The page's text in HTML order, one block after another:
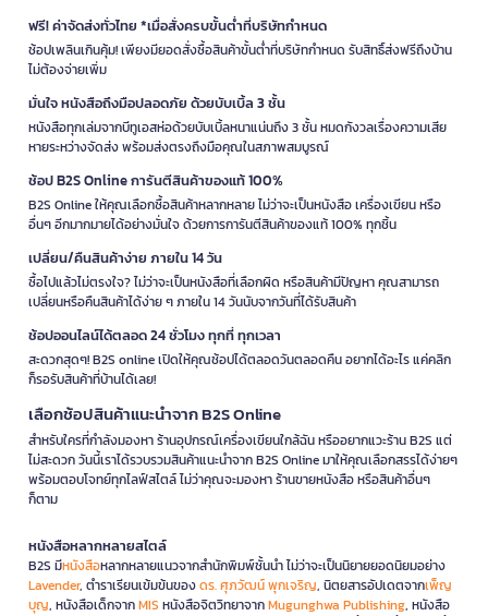
ฟรี! ค่าจัดส่งทั่วไทย *เมื่อสั่งครบขั้นต่ำที่บริษัทกำหนด
ช้อปเพลินเกินคุ้ม! เพียงมียอดสั่งซื้อสินค้าขั้นต่ำที่บริษัทกำหนด รับสิทธิ์ส่งฟรีถึงบ้าน
ไม่ต้องจ่ายเพิ่ม
มั่นใจ หนังสือถึงมือปลอดภัย ด้วยบับเบิ้ล 3 ชั้น
หนังสือทุกเล่มจากบีทูเอสห่อด้วยบับเบิ้ลหนาแน่นถึง 3 ชั้น หมดกังวลเรื่องความเสีย
หายระหว่างจัดส่ง พร้อมส่งตรงถึงมือคุณในสภาพสมบูรณ์
ช้อป B2S Online การันตีสินค้าของแท้ 100%
B2S Online ให้คุณเลือกซื้อสินค้าหลากหลาย ไม่ว่าจะเป็นหนังสือ เครื่องเขียน หรือ
อื่นๆ อีกมากมายได้อย่างมั่นใจ ด้วยการการันตีสินค้าของแท้ 100% ทุกชิ้น
เปลี่ยน/คืนสินค้าง่าย ภายใน 14 วัน
ซื้อไปแล้วไม่ตรงใจ? ไม่ว่าจะเป็นหนังสือที่เลือกผิด หรือสินค้ามีปัญหา คุณสามารถ
เปลี่ยนหรือคืนสินค้าได้ง่าย ๆ ภายใน 14 วันนับจากวันที่ได้รับสินค้า
ช้อปออนไลน์ได้ตลอด 24 ชั่วโมง ทุกที่ ทุกเวลา
สะดวกสุดๆ! B2S online เปิดให้คุณช้อปได้ตลอดวันตลอดคืน อยากได้อะไร แค่คลิก
ก็รอรับสินค้าที่บ้านได้เลย!
เลือกช้อปสินค้าแนะนำจาก B2S Online
สำหรับใครที่กำลังมองหา ร้านอุปกรณ์เครื่องเขียนใกล้ฉัน หรืออยากแวะร้าน B2S แต่
ไม่สะดวก วันนี้เราได้รวบรวมสินค้าแนะนำจาก B2S Online มาให้คุณเลือกสรรได้ง่ายๆ
พร้อมตอบโจทย์ทุกไลฟ์สไตล์ ไม่ว่าคุณจะมองหา ร้านขายหนังสือ หรือสินค้าอื่นๆ
ก็ตาม
หนังสือหลากหลายสไตล์
B2S มีหนังสือหลากหลายแนวจากสำนักพิมพ์ชั้นนำ ไม่ว่าจะเป็นนิยายยอดนิยมอย่าง
Lavender, ตำราเรียนเข้มข้นของดร. ศุภวัฒน์ พุกเจริญ, นิตยสารอัปเดตจากเพ็ญ
บุญ, หนังสือเด็กจากMIS หนังสือจิตวิทยาจากMugunghwa Publishing, หนังสือ